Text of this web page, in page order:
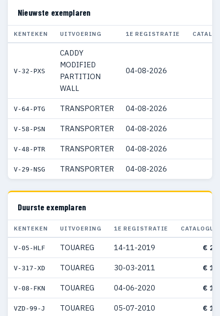
Nieuwste exemplaren
KENTEKEN UITVOERING 1E REGISTRATIE
V-32-PXS
CADDY
MODIFIED
PARTITION
WALL
04-08-2026
V-64-PTG TRANSPORTER 04-08-2026
V-58-PSN TRANSPORTER 04-08-2026
V-48-PTR TRANSPORTER 04-08-2026
V-29-NSG TRANSPORTER 04-08-2026
Duurste exemplaren
KENTEKEN UITVOERING 1E REGISTRATIE
V-05-HLF TOUAREG 14-11-2019 €
V-317-XD TOUAREG 30-03-2011 €
V-08-FKN TOUAREG 04-06-2020 €
VZD-99-J TOUAREG 05-07-2010 €